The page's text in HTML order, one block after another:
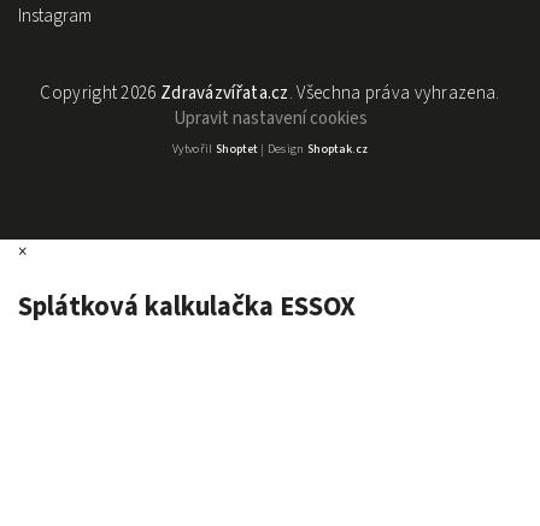
Instagram
Copyright 2026 Zdravázvířata.cz. Všechna práva vyhrazena.
Upravit nastavení cookies
Vytvořil Shoptet| Design Shoptak.cz
×
Splátková kalkulačka ESSOX